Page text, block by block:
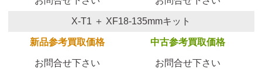
X-T1 ＋ XF18-135mmキット
新品参考買取価格 中古参考買取価格
お問合せ下さい お問合せ下さい